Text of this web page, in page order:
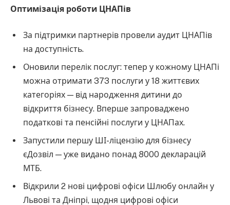
Оптимізація роботи ЦНАПів
За підтримки партнерів провели аудит ЦНАПів
на доступність.
Оновили перелік послуг: тепер у кожному ЦНАПі
можна отримати 373 послуги у 18 життєвих
категоріях — від народження дитини до
відкриття бізнесу. Вперше запроваджено
податкові та пенсійні послуги у ЦНАПах.
Запустили першу ШІ-ліцензію для бізнесу
єДозвіл — уже видано понад 8000 декларацій
МТБ.
Відкрили 2 нові цифрові офіси Шлюбу онлайн у
Львові та Дніпрі, щодня цифрові офіси